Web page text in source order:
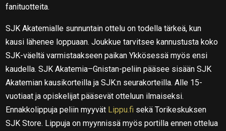
fanituotteita.
SJK Akatemialle sunnuntain ottelu on todella tärkeä, kun
kausi lähenee loppuaan. Joukkue tarvitsee kannustusta koko
SJK-väeltä varmistaakseen paikan Ykkösessä myös ensi
kaudella. SJK Akatemia–Gnistan-peliin pääsee sisään SJK
Akatemian kausikorteilla ja SJK:n seurakorteilla. Alle 15-
vuotiaat ja opiskelijat pääsevät otteluun ilmaiseksi.
Ennakkolippuja peliin myyvät Lippu.fi sekä Torikeskuksen
SJK Store. Lippuja on myynnissä myös portilla ennen ottelua